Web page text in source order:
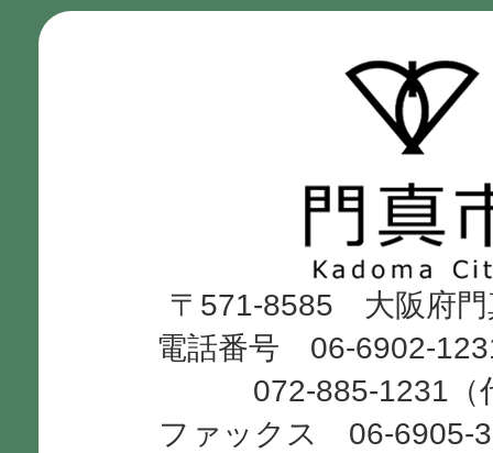
市
Kadoma
City
〒571-8585 大阪府門
電話番号 06-6902-
072-885-1231（
ファックス 06-6905-